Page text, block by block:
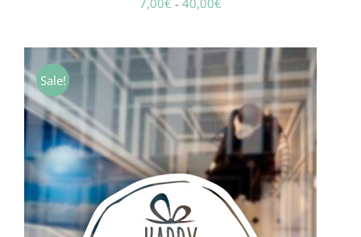
7,00€ - 40,00€
precios:
desde
7,00€
hasta
40,00€
Sale!